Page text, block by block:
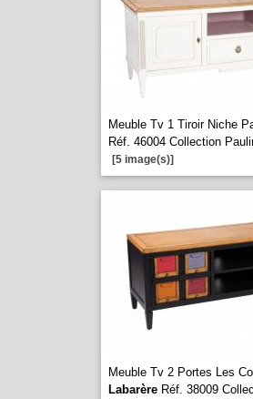
Meuble Tv 1 Tiroir Niche
Réf. 46004 Collection
[5 image(s)]
Meuble Tv 2 Portes Les
LabarèreRéf. 38009